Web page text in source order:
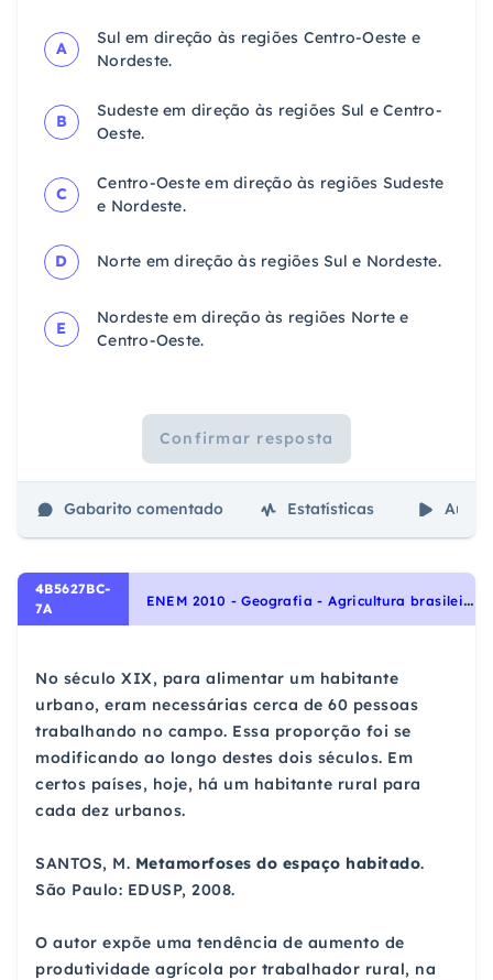
A
Sul em direção às regiões Centro-Oeste e
Nordeste.
B
Sudeste em direção às regiões Sul e Centro-
Oeste.
C
Centro-Oeste em direção às regiões Sudeste
e Nordeste.
D Norte em direção às regiões Sul e Nordeste.
E
Nordeste em direção às regiões Norte e
Centro-Oeste.
Confirmar resposta
Gabarito comentado Estatísticas Aulas
4B5627BC-
7A
E
NEM 2010 - Geografia - Agricultura brasileira, Agropecuária
No século XIX, para alimentar um habitante
urbano, eram necessárias cerca de 60 pessoas
trabalhando no campo. Essa proporção foi se
modificando ao longo destes dois séculos. Em
certos países, hoje, há um habitante rural para
cada dez urbanos.
SANTOS, M. Metamorfoses do espaço habitado.
São Paulo: EDUSP, 2008.
O autor expõe uma tendência de aumento de
produtividade agrícola por trabalhador rural, na